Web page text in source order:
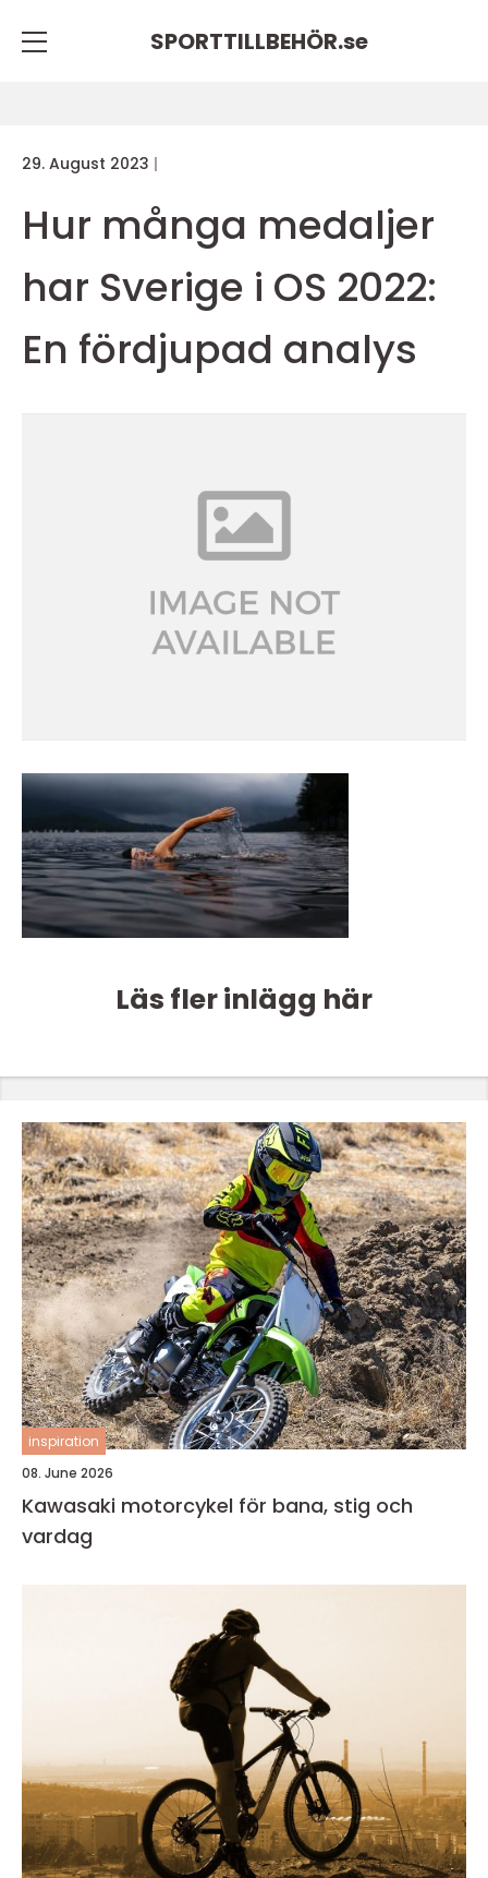
SPORTTILLBEHÖR.se
29. August 2023
Hur många medaljer
har Sverige i OS 2022:
En fördjupad analys
Läs fler inlägg här
inspiration
08. June 2026
Kawasaki motorcykel för bana, stig och
vardag